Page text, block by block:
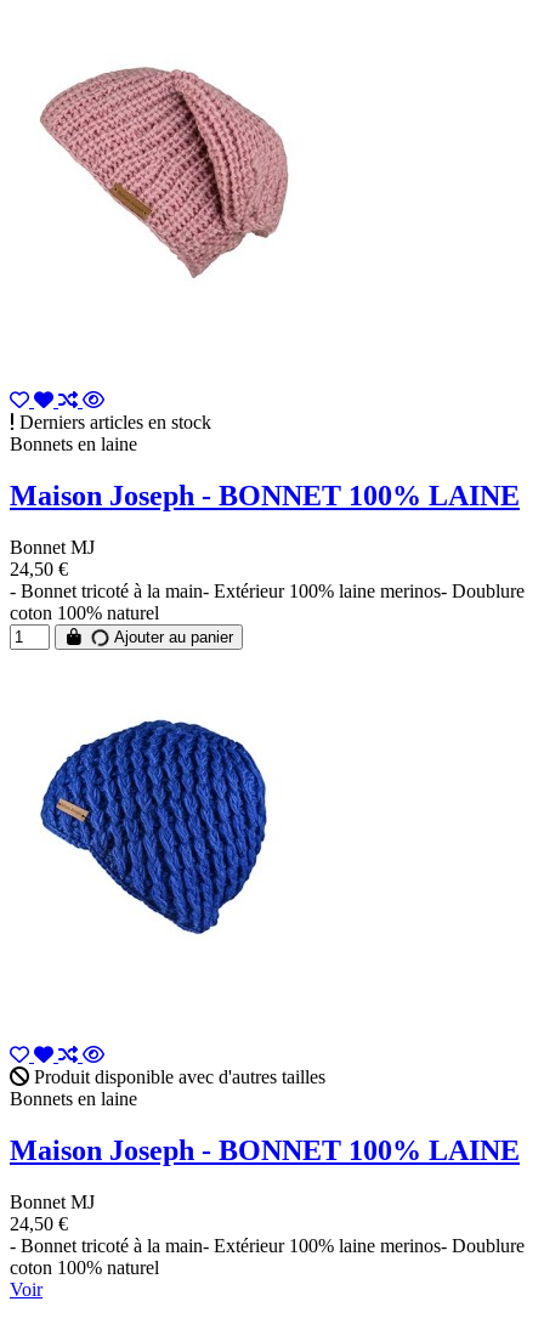
Derniers articles en stock
Bonnets en laine
Maison Joseph - BONNET 100% LAINE
Bonnet MJ
24,50 €
- Bonnet tricoté à la main- Extérieur 100% laine merinos- Doublure
coton 100% naturel
Ajouter au panier
Produit disponible avec d'autres tailles
Bonnets en laine
Maison Joseph - BONNET 100% LAINE
Bonnet MJ
24,50 €
- Bonnet tricoté à la main- Extérieur 100% laine merinos- Doublure
coton 100% naturel
Voir